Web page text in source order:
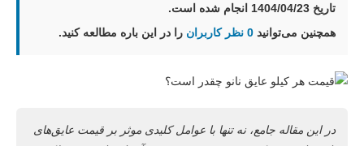
تاریخ 1404/04/23 انجام شده است.
همچنین می‌توانید 0 نظر کاربران را در این باره مطالعه کنید.
در این مقاله جامع، نه تنها با عوامل کلیدی موثر بر قیمت عایق‌های